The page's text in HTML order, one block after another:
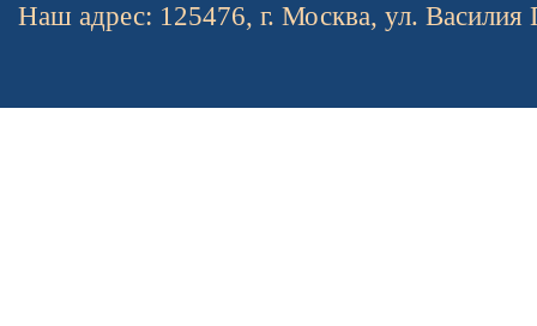
Наш адрес: 125476, г. Москва, ул. Василия